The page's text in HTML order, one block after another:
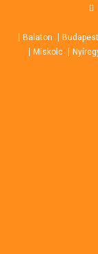
contentBalaton Budapest
Miskolc